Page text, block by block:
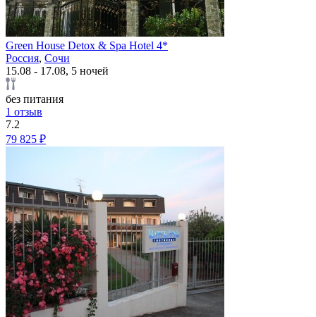
Green House Detox & Spa Hotel 4*
Россия, Сочи
15.08 - 17.08, 5 ночей
без питания
1 отзыв
7.2
79 825 ₽